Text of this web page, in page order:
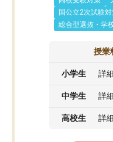
国公立2次試験
総合型選抜・学
授業
小学生 詳
中学生 詳
高校生 詳